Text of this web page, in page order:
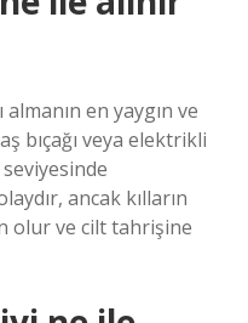
almanın en yaygın ve
bıçağı veya elektrikli
ancak kılların
olur ve cilt tahrişine